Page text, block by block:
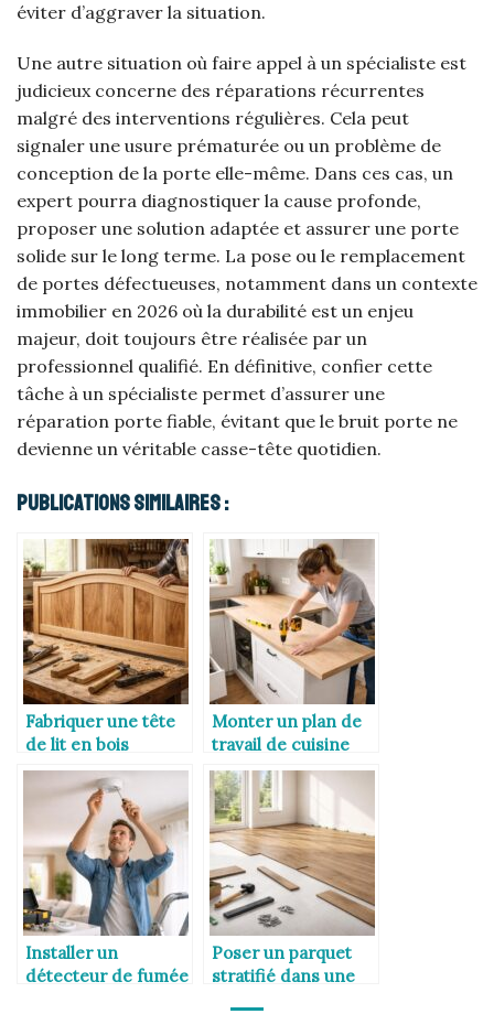
éviter d’aggraver la situation.
Une autre situation où faire appel à un spécialiste est
judicieux concerne des réparations récurrentes
malgré des interventions régulières. Cela peut
signaler une usure prématurée ou un problème de
conception de la porte elle-même. Dans ces cas, un
expert pourra diagnostiquer la cause profonde,
proposer une solution adaptée et assurer une porte
solide sur le long terme. La pose ou le remplacement
de portes défectueuses, notamment dans un contexte
immobilier en 2026 où la durabilité est un enjeu
majeur, doit toujours être réalisée par un
professionnel qualifié. En définitive, confier cette
tâche à un spécialiste permet d’assurer une
réparation porte fiable, évitant que le bruit porte ne
devienne un véritable casse-tête quotidien.
Publications Similaires :
Fabriquer une tête
de lit en bois
Monter un plan de
travail de cuisine
soi-même
Installer un
détecteur de fumée
Poser un parquet
stratifié dans une